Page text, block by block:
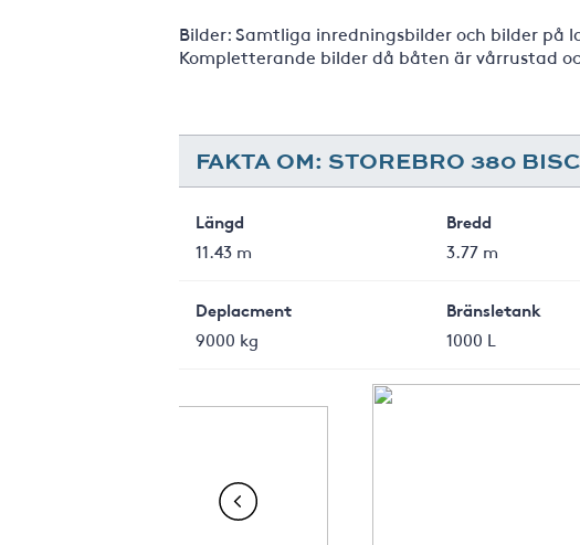
Bilder: Samtliga inredningsbilder och bilder på
Kompletterande bilder då båten är vårrustad
FAKTA OM: STOREBRO 380
Längd
11.43 m
Bredd
3.77 m
Deplacment
9000 kg
Bränsletank
1000 L